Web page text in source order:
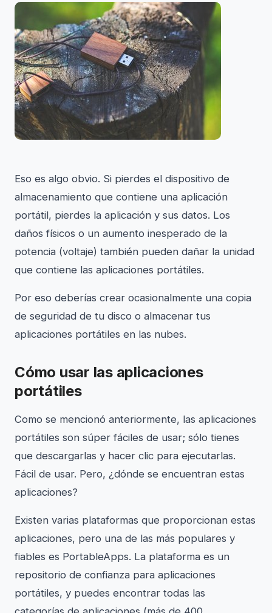
Eso es algo obvio. Si pierdes el dispositivo de
almacenamiento que contiene una aplicación
portátil, pierdes la aplicación y sus datos. Los
daños físicos o un aumento inesperado de la
potencia (voltaje) también pueden dañar la unidad
que contiene las aplicaciones portátiles.
Por eso deberías crear ocasionalmente una copia
de seguridad de tu disco o almacenar tus
aplicaciones portátiles en las nubes.
Cómo usar las aplicaciones
portátiles
Como se mencionó anteriormente, las aplicaciones
portátiles son súper fáciles de usar; sólo tienes
que descargarlas y hacer clic para ejecutarlas.
Fácil de usar. Pero, ¿dónde se encuentran estas
aplicaciones?
Existen varias plataformas que proporcionan estas
aplicaciones, pero una de las más populares y
fiables es PortableApps. La plataforma es un
repositorio de confianza para aplicaciones
portátiles, y puedes encontrar todas las